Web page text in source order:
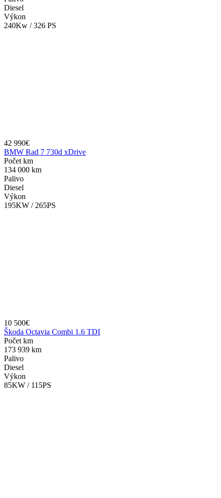
Diesel
Výkon
240Kw / 326 PS
42 990€
BMW Rad 7 730d xDrive
Počet km
134 000 km
Palivo
Diesel
Výkon
195KW / 265PS
10 500€
Škoda Octavia Combi 1.6 TDI
Počet km
173 939 km
Palivo
Diesel
Výkon
85KW / 115PS